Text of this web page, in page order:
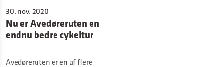
30. nov. 2020
Nu er Avedøreruten en
endnu bedre cykeltur
Avedøreruten er en af flere